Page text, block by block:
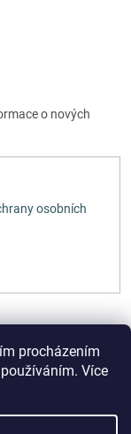
procházením
Více
o nových
osobních